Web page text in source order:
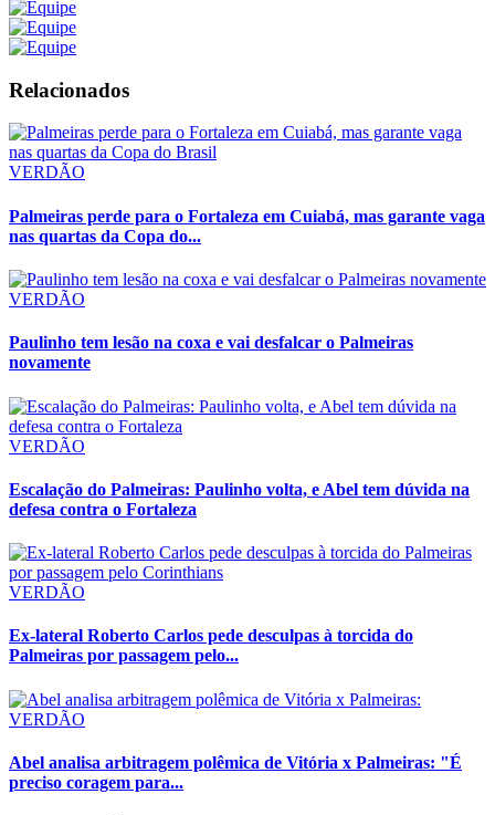
Relacionados
VERDÃO
Palmeiras perde para o Fortaleza em Cuiabá, mas garante vaga
nas quartas da Copa do...
VERDÃO
Paulinho tem lesão na coxa e vai desfalcar o Palmeiras
novamente
VERDÃO
Escalação do Palmeiras: Paulinho volta, e Abel tem dúvida na
defesa contra o Fortaleza
VERDÃO
Ex-lateral Roberto Carlos pede desculpas à torcida do
Palmeiras por passagem pelo...
VERDÃO
Abel analisa arbitragem polêmica de Vitória x Palmeiras: "É
preciso coragem para...